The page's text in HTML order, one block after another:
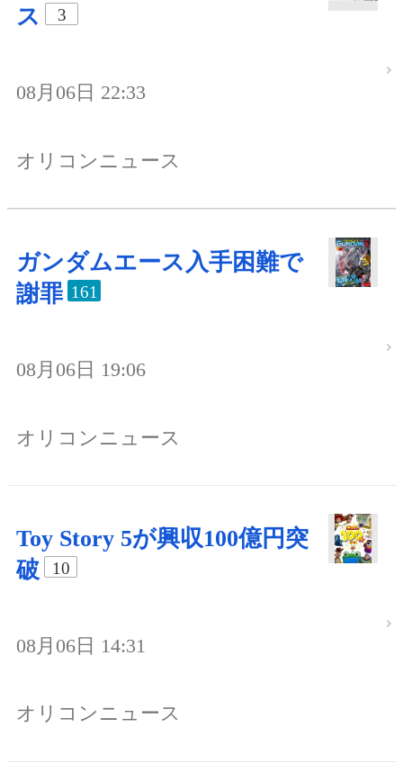
ス
3
08月06日 22:33
オリコンニュース
ガンダムエース入手困難で
謝罪 161
08月06日 19:06
オリコンニュース
Toy Story 5が興収100億円突
破
10
08月06日 14:31
オリコンニュース